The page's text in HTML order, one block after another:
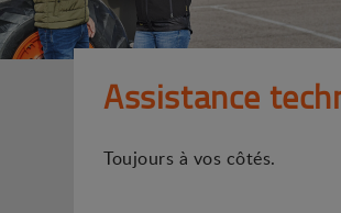
Assistance
Toujours à vos côtés.